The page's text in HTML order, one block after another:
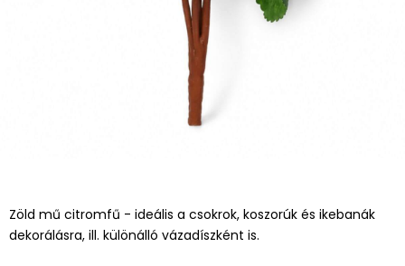
Zöld mű citromfű - ideális a csokrok, koszorúk és ikebanák
dekorálásra, ill. különálló vázadíszként is.